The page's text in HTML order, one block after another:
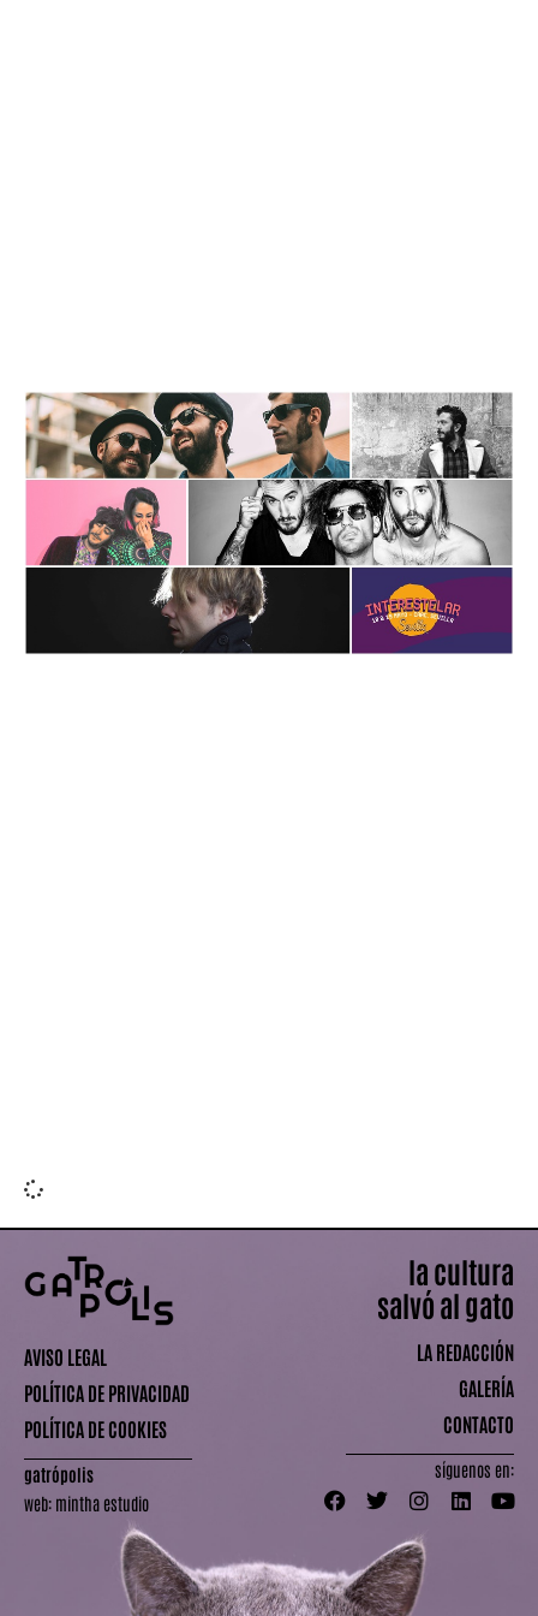
AVISO LEGAL
POLÍTICA DE PRIVACIDAD
POLÍTICA DE COOKIES
gatrópolis
web: mintha estudio
la cultura
salvó al gato
LA REDACCIÓN
GALERÍA
CONTACTO
síguenos en: